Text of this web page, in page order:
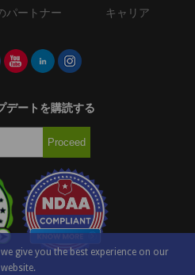
パートナー キャリア
デートを購読する
give you the best experience on our
website.